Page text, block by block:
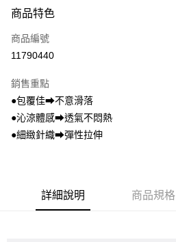
LINE Pay
Apple Pay
全盈+PAY
ATM付款
每筆NT$80，滿NT$899(含以上)免運費
商品特色
商品編號
11790440
銷售重點
●包覆佳⮕不意滑落
●沁涼體感⮕透氣不悶熱
●細緻針織⮕彈性拉伸
詳細說明 商品規格